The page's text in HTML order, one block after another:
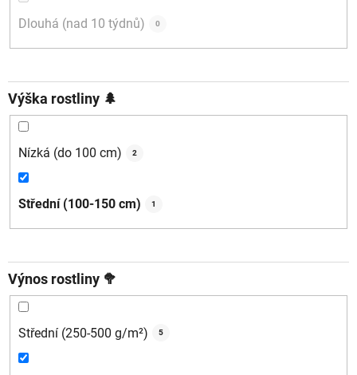
Dlouhá (nad 10 týdnů) 0
Výška rostliny 🌲
Nízká (do 100 cm) 2
Střední (100-150 cm) 1
Výnos rostliny 🥦
Střední (250-500 g/m²) 5